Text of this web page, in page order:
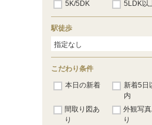
5K/5DK
5LDK以
駅徒歩
こだわり条件
本日の新着
新着5日
内
間取り図あ
り
外観写
り